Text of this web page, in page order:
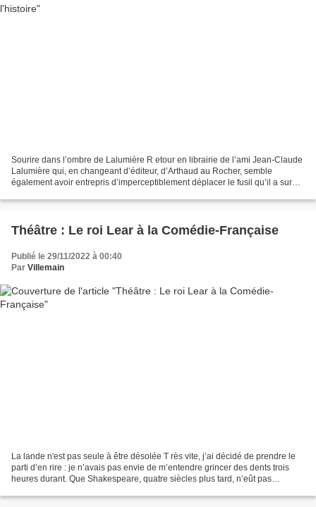
Sourire dans l’ombre de Lalumière R etour en librairie de l’ami Jean-Claude
Lalumière qui, en changeant d’éditeur, d’Arthaud au Rocher, semble
également avoir entrepris d’imperceptiblement déplacer le fusil qu’il a sur
Théâtre : Le roi Lear à la Comédie-Française
Publié le 29/11/2022 à 00:40
Par Villemain
La lande n'est pas seule à être désolée T rès vite, j’ai décidé de prendre le
parti d’en rire : je n’avais pas envie de m’entendre grincer des dents trois
heures durant. Que Shakespeare, quatre siècles plus tard, n’eût pas